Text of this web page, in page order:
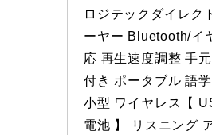
ロジテックダイレク
ーヤー Bluetooth/イ
応 再生速度調整 手
付き ポータブル 語
小型 ワイヤレス【
電池 】 リスニング